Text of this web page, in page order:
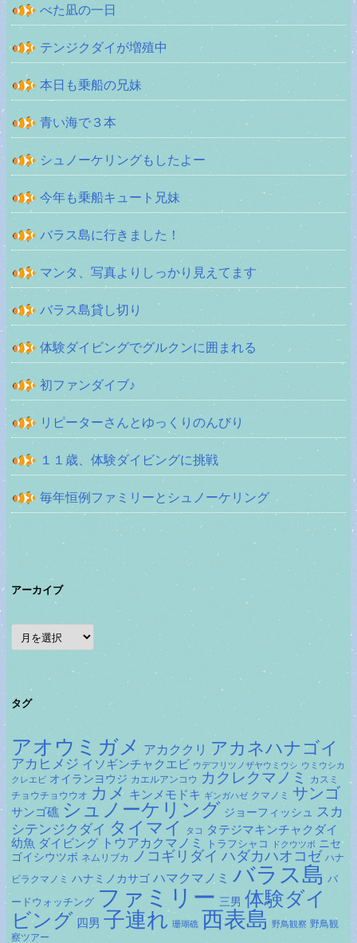
べた凪の一日
テンジクダイが増殖中
本日も乗船の兄妹
青い海で３本
シュノーケリングもしたよー
今年も乗船キュート兄妹
バラス島に行きました！
マンタ、写真よりしっかり見えてます
バラス島貸し切り
体験ダイビングでグルクンに囲まれる
初ファンダイブ♪
リピーターさんとゆっくりのんびり
１１歳、体験ダイビングに挑戦
毎年恒例ファミリーとシュノーケリング
アーカイブ
ア
ー
カ
タグ
アオウミガメ アカククリ アカネハナゴイ
アカヒメジ イソギンチャクエビ ウデフリツノザヤウミウシ ウミウシカ
クレエビ オイランヨウジ カエルアンコウ カクレクマノミ
カスミ
チョウチョウウオ カメ キンメモドキ ギンガハゼ クマノミ サンゴ
サンゴ礁 シュノーケリング ジョーフィッシュ
スカ
シテンジクダイ タイマイ タコ
タテジマキンチャクダイ
幼魚 ダイビング トウアカクマノミ トラフシャコ ドクウツボ
ニセ
ゴイシウツボ ネムリブカ ノコギリダイ ハダカハオコゼ ハナ
ビラクマノミ ハナミノカサゴ ハマクマノミ バラス島 バ
ードウォッチング ファミリー 三男 体験ダイ
ビング 四男 子連れ 珊瑚礁 西表島 野鳥観察 野鳥観
察ツアー